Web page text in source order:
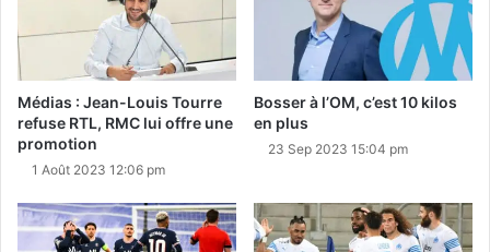
Médias : Jean-Louis Tourre
refuse RTL, RMC lui offre une
promotion
1 Août 2023 12:06 pm
Bosser à l’OM, c’est 10 kilos
en plus
23 Sep 2023 15:04 pm